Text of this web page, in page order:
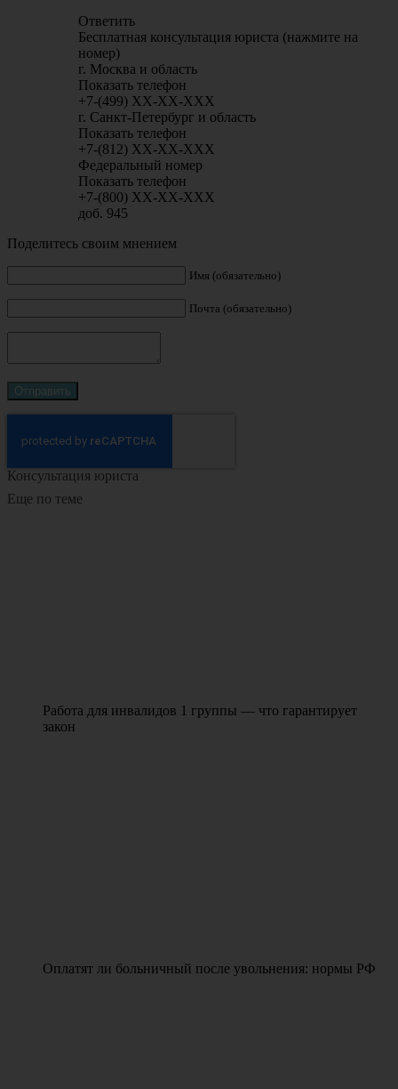
Ответить
Бесплатная консультация юриста (нажмите на
номер)
г. Москва и область
Показать телефон
+7-(499) XX-XX-XXX
г. Санкт-Петербург и область
Показать телефон
+7-(812) XX-XX-XXX
Федеральный номер
Показать телефон
+7-(800) XX-XX-XXX
доб. 945
Поделитесь своим мнением
Имя (обязательно)
Почта (обязательно)
Консультация юриста
Еще по теме
Работа для инвалидов 1 группы — что гарантирует
закон
Оплатят ли больничный после увольнения: нормы РФ